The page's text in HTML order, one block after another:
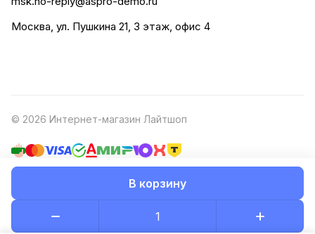
В корзину
Москва, ул. Пушкина 21, 3 этаж, офис 4
© 2026 Интернет-магазин Лайтшоп
Оферта